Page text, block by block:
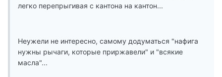
легко перепрыгивая с кантона на кантон...
Неужели не интересно, самому додуматься "нафига
нужны рычаги, которые приржавели" и "всякие
масла"...